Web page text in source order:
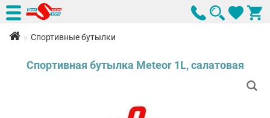
Спортивные бутылки
Спортивная бутылка Meteor 1L, салатовая